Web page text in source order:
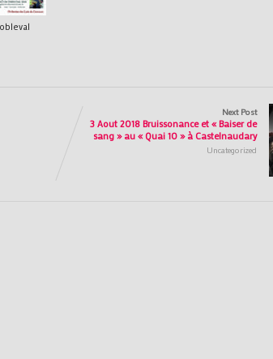
Next Post
3 Aout 2018 Bruissonance et « Baiser de
sang » au « Quai 10 » à Castelnaudary
Uncategorized